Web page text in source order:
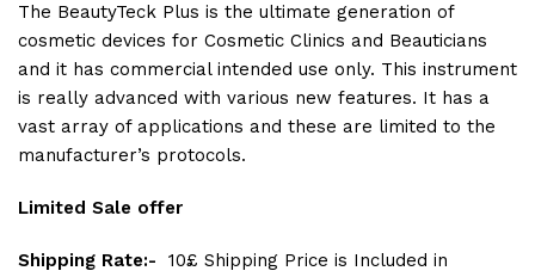
The BeautyTeck Plus is the ultimate generation of
cosmetic devices for Cosmetic Clinics and Beauticians
and it has commercial intended use only. This instrument
is really advanced with various new features. It has a
vast array of applications and these are limited to the
manufacturer’s protocols.
Limited Sale offer
Shipping Rate:-
10£ Shipping Price is Included in